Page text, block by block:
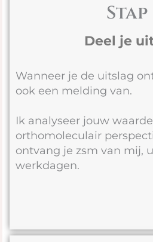
Stap
Deel je
Wanneer je de uitslag
ook een melding van.
Ik analyseer jouw
orthomoleculair
ontvang je zsm van mij,
werkdagen.